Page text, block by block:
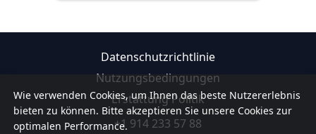
Wie verwenden Cookies, um Ihnen das beste Nutzererlebnis
bieten zu können. Bitte akzeptieren Sie unsere Cookies zur
optimalen Performance.
Datenschutzrichtlinie
Nutzungsbedingungen
Erstattung Politik
+1 914 233 57 88